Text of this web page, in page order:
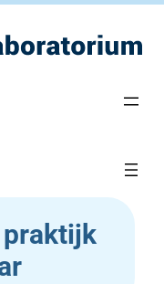
praktijk